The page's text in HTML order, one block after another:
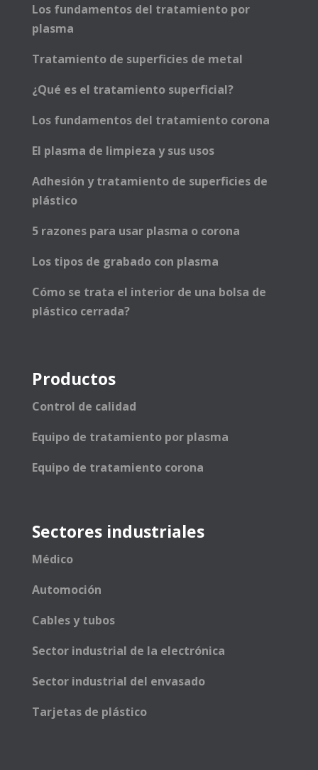
Los fundamentos del tratamiento por
plasma
Tratamiento de superficies de metal
¿Qué es el tratamiento superficial?
Los fundamentos del tratamiento corona
El plasma de limpieza y sus usos
Adhesión y tratamiento de superficies de
plástico
5 razones para usar plasma o corona
Los tipos de grabado con plasma
Cómo se trata el interior de una bolsa de
plástico cerrada?
Productos
Control de calidad
Equipo de tratamiento por plasma
Equipo de tratamiento corona
Sectores industriales
Médico
Automoción
Cables y tubos
Sector industrial de la electrónica
Sector industrial del envasado
Tarjetas de plástico